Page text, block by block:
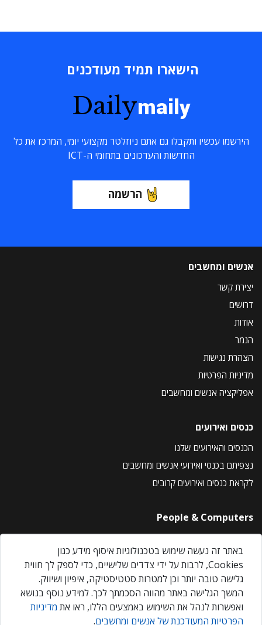
הישארו תמיד מעודכנים
Dailymaily
הירשמו עכשיו ותקבלו גם אתם ניוזלטר מקצועי יומי, המרכז את כל
החדשות והעדכונים בתחומי ה-ICT
הרשמה
אנשים ומחשבים
יצירת קשר
דרושים
אודות
הנמר
הצהרת נגישות
מדיניות הפרטיות
אפליקציה אנשים ומחשבים
כנסים ואירועים
הכנסים והאירועים שלנו
נצפיתם בכנסי ואירועי אנשים ומחשבים
לקראת כנסים ואירועים קרובים
People & Computers
About Us
Privacy Policy
Contact Us
Our Events
באתר זה נעשה שימוש בטכנולוגיות איסוף מידע כגון
Cookies, לרבות על ידי צדדים שלישיים, כדי לספק לך חווית
גלישה טובה יותר וכן למטרות סטטיסטיקה, איפיון ושיווק.
המשך הגלישה באתר מהווה הסכמתך לכך. למידע נוסף בנושא
ואפשרות לנהל את השימוש באמצעים הללו, ראו את מדיניות
הפרטיות המעודכנת של אנשים ומחשבים.